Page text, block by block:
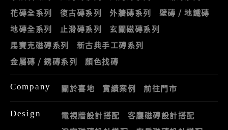
花磚全系列
復古磚系列 外牆磚系列
壁磚 / 地鐵磚
地磚全系列
止滑磚系列
玄關磁磚系列
馬賽克磁磚系列
新古典手工磚系列
金屬磚 / 銹磚系列
顏色找磚
Company 關於喜地 實績案例 前往門市
Design 電視牆設計搭配
客廳磁磚設計搭配